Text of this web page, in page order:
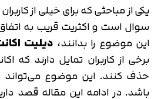
یکی از مباحثی که برای خیلی از
سوال است و اکثریت قریب به
این موضوع را بدانند، دیلیت
برخی از کاربران تمایل دارند که
حذف کنند. این موضوع می‌تواند
باشد. در ادامه این مقاله قصد